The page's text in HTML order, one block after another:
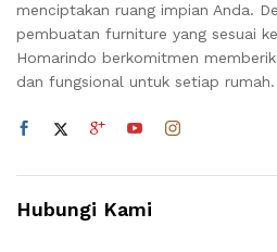
menciptakan ruang impian Anda.
pembuatan furniture yang sesuai
Homarindo berkomitmen
dan fungsional untuk setiap rumah.
Hubungi Kami